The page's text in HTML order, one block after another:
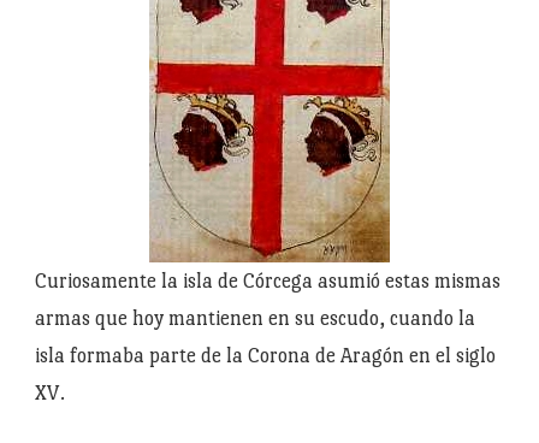
Curiosamente la isla de Córcega asumió estas mismas
armas que hoy mantienen en su escudo, cuando la
isla formaba parte de la Corona de Aragón en el siglo
XV.